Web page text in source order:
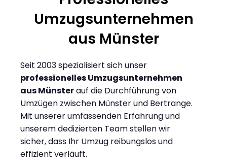
Umzugsunternehmen
aus Münster
Seit 2003 spezialisiert sich unser
professionelles Umzugsunternehmen
aus Münsterauf die Durchführung von
Umzügen zwischen Münster und Bertrange.
Mit unserer umfassenden Erfahrung und
unserem dedizierten Team stellen wir
sicher, dass Ihr Umzug reibungslos und
effizient verläuft.